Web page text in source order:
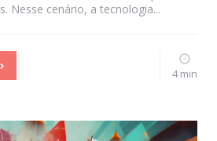
Nesse cenário, a tecnologia...
4 min